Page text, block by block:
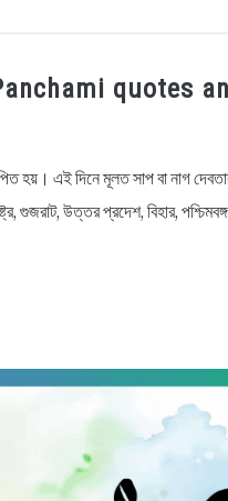
EDUCATIONAL
Panchami
হয়। এই দিনে মূলত সাপ বা নাগ
গুজরাট, উত্তর প্রদেশ, বিহার,